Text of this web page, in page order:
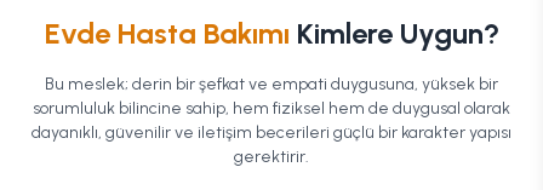
Evde Hasta Bakımı Kimlere Uygun?
Bu meslek; derin bir şefkat ve empati duygusuna, yüksek bir
sorumluluk bilincine sahip, hem fiziksel hem de duygusal olarak
dayanıklı, güvenilir ve iletişim becerileri güçlü bir karakter yapısı
gerektirir.